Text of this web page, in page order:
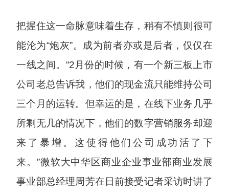
把握住这一命脉意味着生存，稍有不慎则很可
能沦为“炮灰”。成为前者亦或是后者，仅仅在
一线之间。“2月份的时候，有一个新三板上市
公司老总告诉我，他们的现金流只能维持公司
三个月的运转。但幸运的是，在线下业务几乎
所剩无几的情况下，他们的数字营销服务却迎
来了暴增。这使得他们公司成功活了下
来。”微软大中华区商业企业事业部商业发展
事业部总经理周芳在日前接受记者采访时讲了